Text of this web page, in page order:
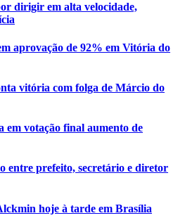
dirigir em alta velocidade,
aprovação de 92% em Vitória do
vitória com folga de Márcio do
em votação final aumento de
entre prefeito, secretário e diretor
hoje à tarde em Brasília